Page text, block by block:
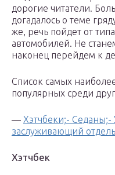
дорогие читатели.
догадалось о теме
же, речь пойдет от
автомобилей. Не
наконец перейдем к
Список самых
популярных среди
— Хэтчбеки;- Седаны;-
заслуживающий
Хэтчбек